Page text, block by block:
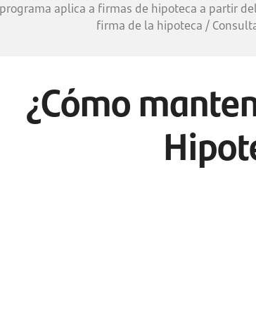
aplica a firmas de hipoteca a partir
firma de la hipoteca /
¿Cómo